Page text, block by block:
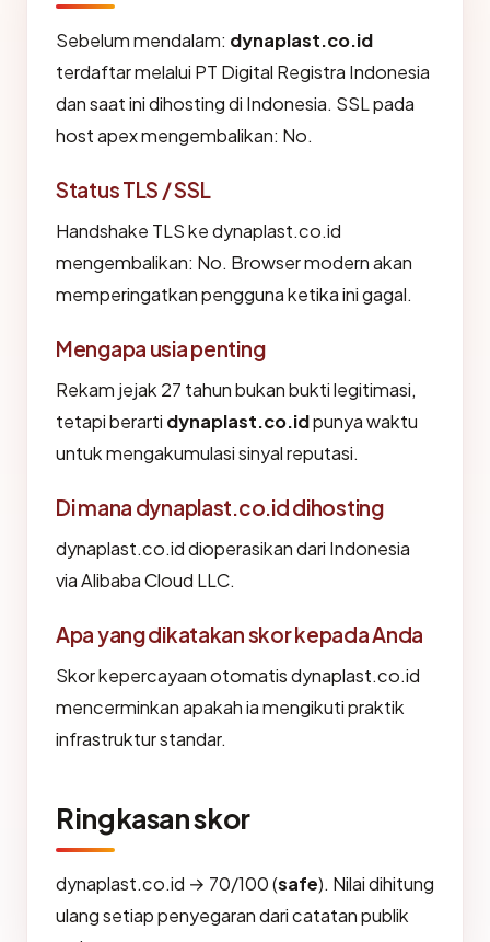
Sebelum mendalam: dynaplast.co.id
terdaftar melalui PT Digital Registra Indonesia
dan saat ini dihosting di Indonesia. SSL pada
host apex mengembalikan: No.
Status TLS / SSL
Handshake TLS ke dynaplast.co.id
mengembalikan: No. Browser modern akan
memperingatkan pengguna ketika ini gagal.
Mengapa usia penting
Rekam jejak 27 tahun bukan bukti legitimasi,
tetapi berarti dynaplast.co.idpunya waktu
untuk mengakumulasi sinyal reputasi.
Di mana dynaplast.co.id dihosting
dynaplast.co.id dioperasikan dari Indonesia
via Alibaba Cloud LLC.
Apa yang dikatakan skor kepada Anda
Skor kepercayaan otomatis dynaplast.co.id
mencerminkan apakah ia mengikuti praktik
infrastruktur standar.
Ringkasan skor
dynaplast.co.id → 70/100 (safe). Nilai dihitung
ulang setiap penyegaran dari catatan publik